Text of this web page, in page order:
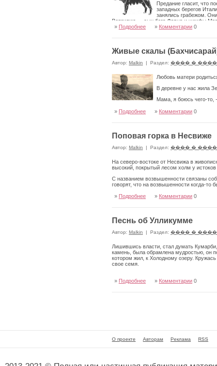
Предание гласит, что
западных берегов
занялись грабежом.
Вер­гилию — сын бога Фавна и нимфы
состоялось, враги примирились, и царь
» Подробнее » Комментарии 0
Живые скалы
Автор: Malkin | Раздел: ���� �
Любовь матери
В деревне у нас жила
Мама, я боюсь чего-то,
Коркма, балам. Не бойся, дитя.
А сама испугалась, стала гладить дочь,
» Подробнее » Комментарии 0
Поповая горка в Несвиже
Автор: Malkin | Раздел: ���� �
На северо-востоке от Несвижа в
высокий, покрытый лесом холм у
С названием возвышенности связаны
говорят, что на возвышенности когда-то
» Подробнее » Комментарии 0
Песнь об Улликумме
Автор: Malkin | Раздел: ���� �
Лишившись власти, стал думать
камень, была обрамлена мудростью, он
котором жил, к Холодному озеру.
свое семя.
» Подробнее » Комментарии 0
О проекте Авторам Реклама RSS